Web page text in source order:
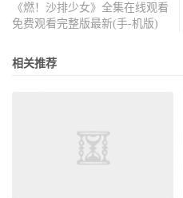
《燃！沙排少女》全集在线观看
免费观看完整版最新(手-机版)
相关推荐